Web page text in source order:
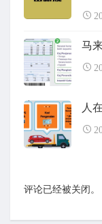
马
人
评论已经被关闭。